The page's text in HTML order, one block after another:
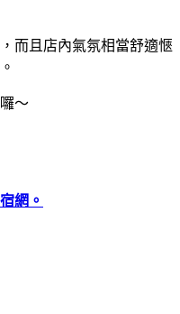
而且店內氣氛相當舒適愜
～
網。